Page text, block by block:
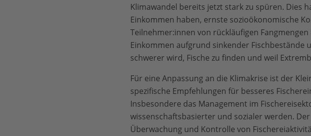
Klimawandel bereits jetzt stark zu spüren. Dies
Einkommen haben, ernste sozioökonomische
Teilnehmer:innen von rückläufigen
Einkommen aufgrund sinkender Fischbestände
schwerer wird, Fische zu finden und weil
Für eine Anpassung an die Klimakrise ist der
spezifische Empfehlungen für besseres
Insbesondere das Management im
wissenschaftsbasierter und sozialer werden.
Überwachung und Kontrolle von